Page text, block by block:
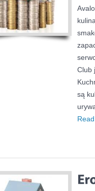
Club
są